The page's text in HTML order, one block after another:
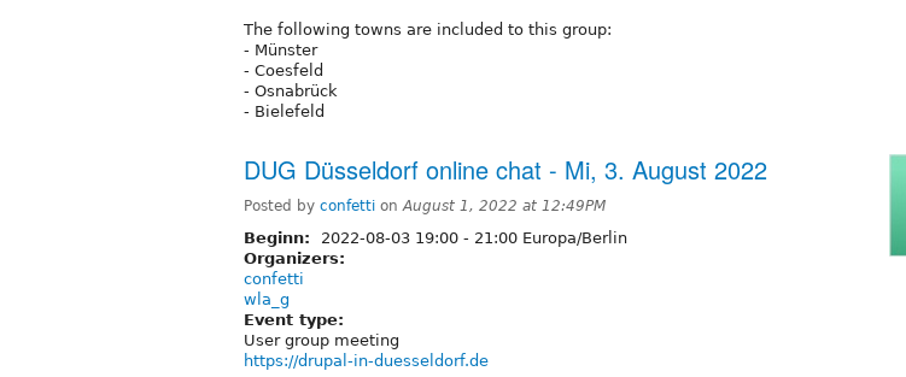
The following towns are included to this group:
- Münster
- Coesfeld
- Osnabrück
- Bielefeld
DUG Düsseldorf online chat - Mi, 3. August 2022
Posted by confetti onAugust 1, 2022 at 12:49PM
Beginn: 2022-08-03 19:00 - 21:00 Europa/Berlin
Organizers:
confetti
wla_g
Event type:
User group meeting
https://drupal-in-duesseldorf.de